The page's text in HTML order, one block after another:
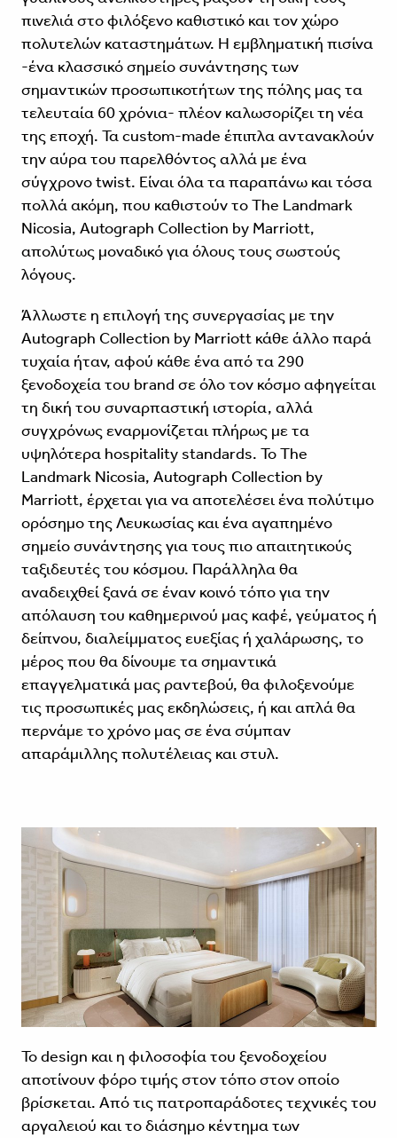
πινελιά στο φιλόξενο καθιστικό και τον χώρο
πολυτελών καταστημάτων. Η εμβληματική πισίνα
-ένα κλασσικό σημείο συνάντησης των
σημαντικών προσωπικοτήτων της πόλης μας τα
τελευταία 60 χρόνια- πλέον καλωσορίζει τη νέα
της εποχή. Τα custom-made έπιπλα αντανακλούν
την αύρα του παρελθόντος αλλά με ένα
σύγχρονο twist. Είναι όλα τα παραπάνω και τόσα
πολλά ακόμη, που καθιστούν το The Landmark
Nicosia, Autograph Collection by Marriott,
απολύτως μοναδικό για όλους τους σωστούς
λόγους.
Άλλωστε η επιλογή της συνεργασίας με την
Autograph Collection by Marriott κάθε άλλο παρά
τυχαία ήταν, αφού κάθε ένα από τα 290
ξενοδοχεία του brand σε όλο τον κόσμο αφηγείται
τη δική του συναρπαστική ιστορία, αλλά
συγχρόνως εναρμονίζεται πλήρως με τα
υψηλότερα hospitality standards. Το The
Landmark Nicosia, Autograph Collection by
Marriott, έρχεται για να αποτελέσει ένα πολύτιμο
ορόσημο της Λευκωσίας και ένα αγαπημένο
σημείο συνάντησης για τους πιο απαιτητικούς
ταξιδευτές του κόσμου. Παράλληλα θα
αναδειχθεί ξανά σε έναν κοινό τόπο για την
απόλαυση του καθημερινού μας καφέ, γεύματος ή
δείπνου, διαλείμματος ευεξίας ή χαλάρωσης, το
μέρος που θα δίνουμε τα σημαντικά
επαγγελματικά μας ραντεβού, θα φιλοξενούμε
τις προσωπικές μας εκδηλώσεις, ή και απλά θα
περνάμε το χρόνο μας σε ένα σύμπαν
απαράμιλλης πολυτέλειας και στυλ.
Το design και η φιλοσοφία του ξενοδοχείου
αποτίνουν φόρο τιμής στον τόπο στον οποίο
βρίσκεται. Από τις πατροπαράδοτες τεχνικές του
αργαλειού και το διάσημο κέντημα των